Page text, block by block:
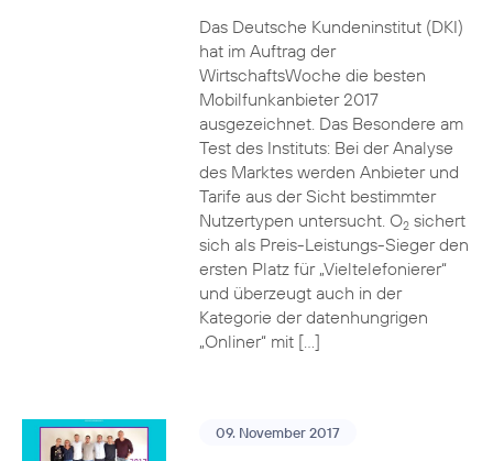
Das Deutsche Kundeninstitut (DKI)
hat im Auftrag der
WirtschaftsWoche die besten
Mobilfunkanbieter 2017
ausgezeichnet. Das Besondere am
Test des Instituts: Bei der Analyse
des Marktes werden Anbieter und
Tarife aus der Sicht bestimmter
Nutzertypen untersucht. O2sichert
sich als Preis-Leistungs-Sieger den
ersten Platz für „Vieltelefonierer“
und überzeugt auch in der
Kategorie der datenhungrigen
„Onliner“ mit […]
09. November 2017